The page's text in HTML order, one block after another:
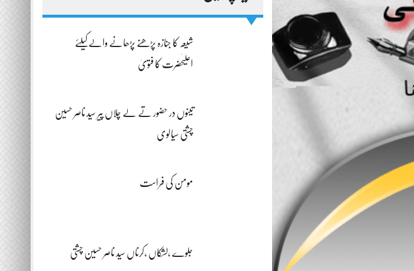
شیعہ کا جنازہ پڑھنے پڑھانے والےکیلئے
اعلیٰحضرت کا فتویٰ
تینوں در حضور تے لے چلاں پیر سید ناصر حسین
چشتی سیالوی
مومن کی فراست
جلوے ،لشکاں ،کرناں سید ناصر حسین چشتی